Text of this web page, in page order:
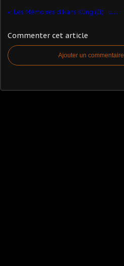
Les Mémoires d'Hans Küng (II) : un livre passionnant...
Commenter cet article
Ajouter un commentaire